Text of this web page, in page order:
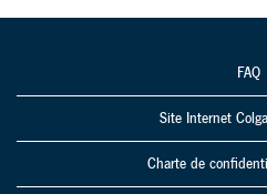
FAQ
Site Internet
Charte de